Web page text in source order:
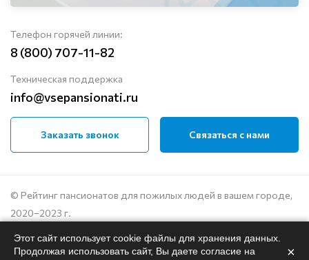
Телефон горячей линии:
8 (800) 707-11-82
Техническая поддержка
info@vsepansionati.ru
Заказать звонок Связаться с нами
© Рейтинг пансионатов для пожилых людей в вашем городе,
2020–2023 г.
Политика конфиденциальности
Этот сайт использует cookie файлы для хранения данных.
Продолжая использовать сайт, Вы даете согласие на
×